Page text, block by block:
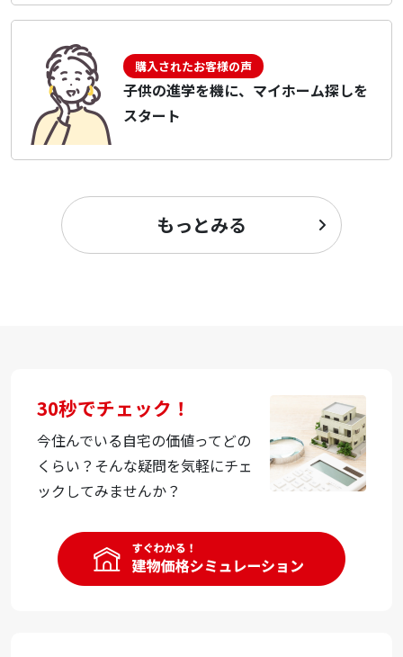
購入されたお客様の声
子供の進学を機に、マイホーム探しを
スタート
もっとみる
30秒でチェック！
今住んでいる自宅の価値ってどの
くらい？そんな疑問を気軽にチェ
ックしてみませんか？